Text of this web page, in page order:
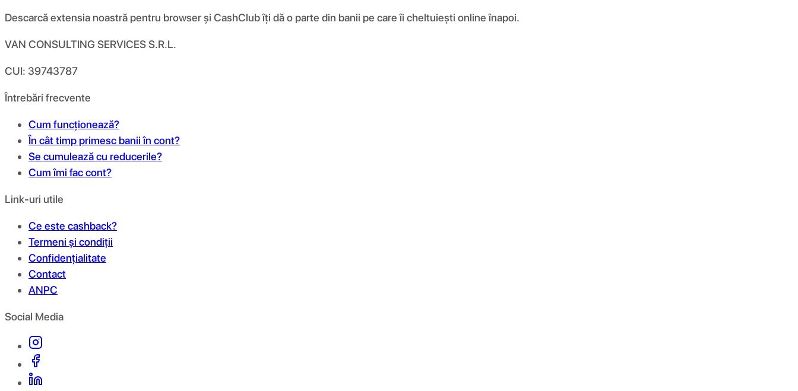
Descarcă extensia noastră pentru browser și CashClub îți dă o parte din banii pe care îi cheltuiești online înapoi.
VAN CONSULTING SERVICES S.R.L.
CUI: 39743787
Întrebări frecvente
Cum funcționează?
În cât timp primesc banii în cont?
Se cumulează cu reducerile?
Cum îmi fac cont?
Link-uri utile
Ce este cashback?
Termeni și condiții
Confidențialitate
Contact
ANPC
Social Media